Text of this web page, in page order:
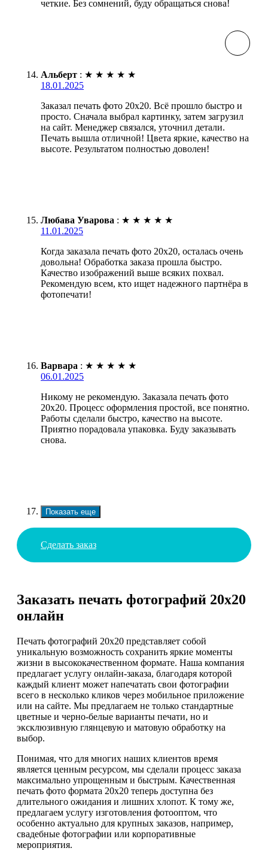
четкие. Без сомнений, буду обращаться снова!
Альберт : ★ ★ ★ ★ ★
18.01.2025
Заказал печать фото 20х20. Всё прошло быстро и
просто. Сначала выбрал картинку, затем загрузил
на сайт. Менеджер связался, уточнил детали.
Печать вышла отличной! Цвета яркие, качество на
высоте. Результатом полностью доволен!
Любава Уварова : ★ ★ ★ ★ ★
11.01.2025
Когда заказала печать фото 20х20, осталась очень
довольна! Обработка заказа прошла быстро.
Качество изображений выше всяких похвал.
Рекомендую всем, кто ищет надежного партнёра в
фотопечати!
Варвара : ★ ★ ★ ★ ★
06.01.2025
Никому не рекомендую. Заказала печать фото
20х20. Процесс оформления простой, все понятно.
Работы сделали быстро, качество на высоте.
Приятно порадовала упаковка. Буду заказывать
снова.
Показать еще
Сделать заказ
Заказать печать фотографий 20х20
онлайн
Печать фотографий 20х20 представляет собой
уникальную возможность сохранить яркие моменты
жизни в высококачественном формате. Наша компания
предлагает услугу онлайн-заказа, благодаря которой
каждый клиент может напечатать свои фотографии
всего в несколько кликов через мобильное приложение
или на сайте. Мы предлагаем не только стандартные
цветные и черно-белые варианты печати, но и
эксклюзивную глянцевую и матовую обработку на
выбор.
Понимая, что для многих наших клиентов время
является ценным ресурсом, мы сделали процесс заказа
максимально упрощенным и быстрым. Качественная
печать фото формата 20х20 теперь доступна без
длительного ожидания и лишних хлопот. К тому же,
предлагаем услугу изготовления фотооптом, что
особенно актуально для крупных заказов, например,
свадебные фотографии или корпоративные
мероприятия.